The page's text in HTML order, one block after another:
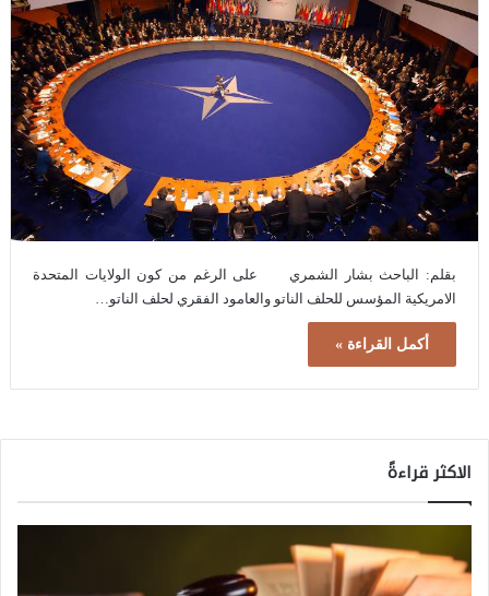
بقلم: الباحث بشار الشمري على الرغم من كون الولايات المتحدة
الامريكية المؤسس للحلف الناتو والعامود الفقري لحلف الناتو…
أكمل القراءة »
الاكثر قراءةً